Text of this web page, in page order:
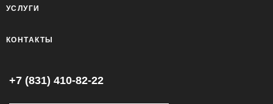
УСЛУГИ
КОНТАКТЫ
+7 (831) 410-82-22